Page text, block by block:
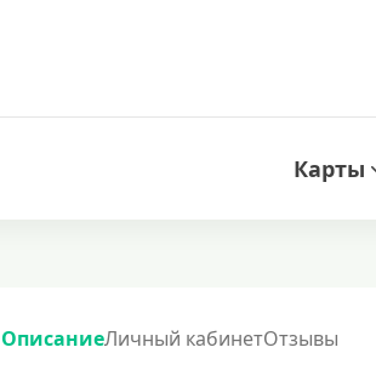
Карты
ОписаниеЛичный кабинетОтзывы